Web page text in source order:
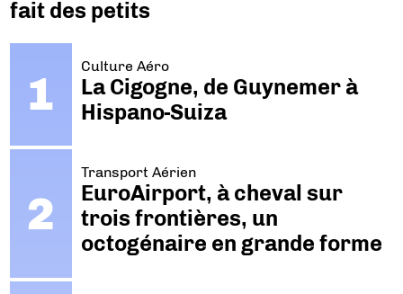
fait des petits
Culture Aéro
La Cigogne, de Guynemer à
Hispano-Suiza
Transport Aérien
EuroAirport, à cheval sur
trois frontières, un
octogénaire en grande forme